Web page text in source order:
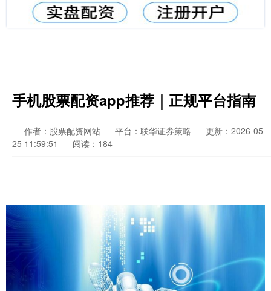
手机股票配资app推荐｜正规平台指南
作者：股票配资网站 平台：联华证券策略
更新：2026-05-
25 11:59:51
阅读：184